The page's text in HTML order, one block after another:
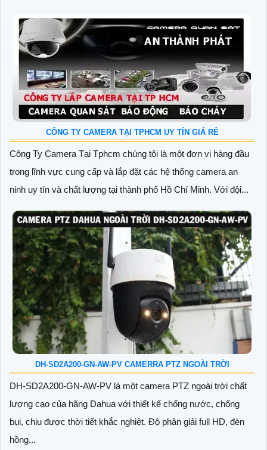
CÔNG TY CAMERA TẠI TPHCM UY TÍN GIÁ RẺ
Công Ty Camera Tại Tphcm chúng tôi là một đơn vị hàng đầu
trong lĩnh vực cung cấp và lắp đặt các hệ thống camera an
ninh uy tín và chất lượng tại thành phố Hồ Chí Minh. Với đội...
DH-SD2A200-GN-AW-PV CAMERRA PTZ NGOÀI TRỜI
DH-SD2A200-GN-AW-PV là một camera PTZ ngoài trời chất
lượng cao của hãng Dahua với thiết kế chống nước, chống
bụi, chịu được thời tiết khắc nghiệt. Độ phân giải full HD, đèn
hồng...